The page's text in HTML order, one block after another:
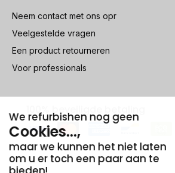
Neem contact met ons opr
Veelgestelde vragen
Een product retourneren
Voor professionals
100% beveiligde betaling